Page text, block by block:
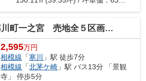
町一之宮 売地全５区画 ２号地
2,595万円
相模線 「寒川 」駅 徒歩7分
相模線 「北茅ケ崎 」駅 バス13分 「景観
寺」 停歩5分